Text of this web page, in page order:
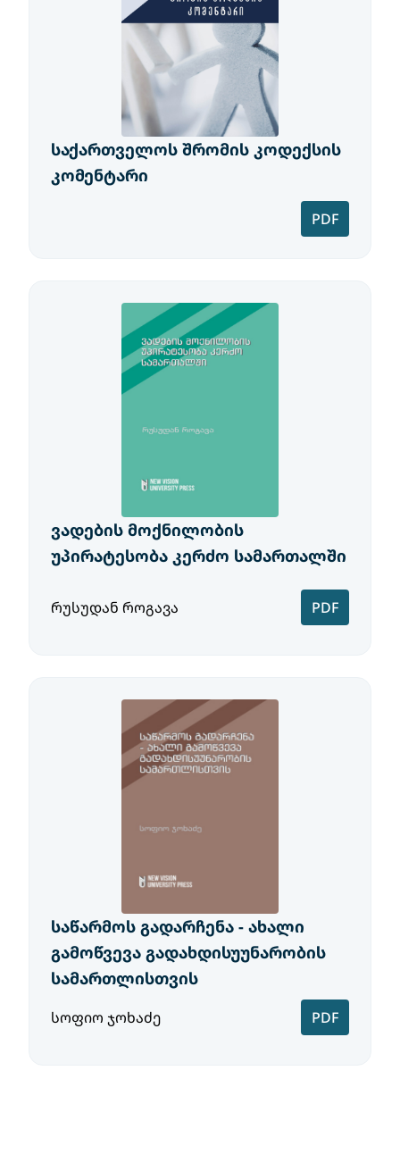
საქართველოს შრომის კოდექსის
კომენტარი
PDF
ვადების მოქნილობის
უპირატესობა კერძო სამართალში
რუსუდან როგავა PDF
საწარმოს გადარჩენა - ახალი
გამოწვევა გადახდისუუნარობის
სამართლისთვის
სოფიო ჯოხაძე PDF